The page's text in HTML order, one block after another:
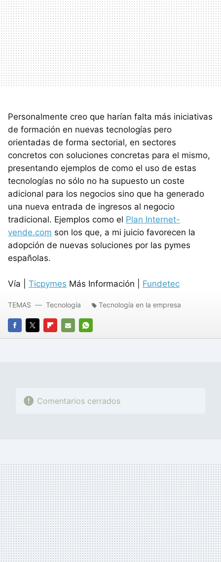
Personalmente creo que harían falta más iniciativas
de formación en nuevas tecnologías pero
orientadas de forma sectorial, en sectores
concretos con soluciones concretas para el mismo,
presentando ejemplos de como el uso de estas
tecnologías no sólo no ha supuesto un coste
adicional para los negocios sino que ha generado
una nueva entrada de ingresos al negocio
tradicional. Ejemplos como el Plan Internet-
vende.com son los que, a mi juicio favorecen la
adopción de nuevas soluciones por las pymes
españolas.
Vía | Ticpymes Más Información | Fundetec
FACEBOOK
TWITTERFLIPBOARD
E-
WHATSAPP
TEMAS Tecnología Tecnología en la empresa
Comentarios cerrados